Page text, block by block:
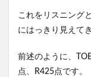
これをリスニング
にはっきり見えて
前述のように、
点、R425点です。